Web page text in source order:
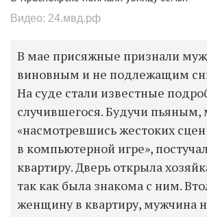
Видео: 24.мвд.рф
В мае присяжные признали
виновным и не подлежащим
На суде стали известные
случившегося. Будучи пьяным,
«насмотревшись жестоких сцен
в компьютерной игре»,
квартиру. Дверь открыла
так как была знакома с ним.
женщину в квартиру, мужчина